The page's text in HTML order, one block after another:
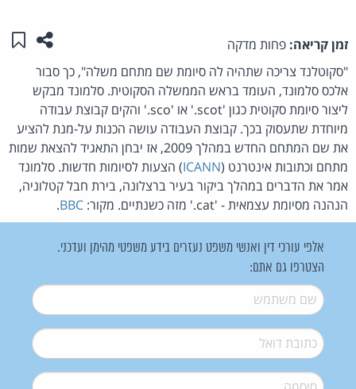
זמן קריאה: פחות מדקה שתפו
"סקוטלנד צריכה שתהיה לה סיומת שם מתחם משלה", כך סבור
אלכס סלמונד, העומד בראש הממשלה הסקוטית. סלמונד מבקש
ליצור סיומת סקוטית כגון 'scot.' או 'sco.' והקים קבוצת עבודה
מיוחדת שתעסוק בכך. קבוצת העבודה עושה הכנות על-מנת להציע
את שם המתחם החדש במהלך 2009, אז יבחן התאגיד להצאת שמות
מתחם וכתובות אינטרנט (ICANN) הצעות לסיומות חדשות. סלמונד
אמר את הדברים במהלך ביקור בעיר ברצלונה, בירת חבל קטלוניה,
הנהנה מסיומת עצמאית - 'cat.' מזה כשנתיים. מקור:
BBC
.
אלפי עורכי דין ואנשי משפט נעזרים בידע משפטי מהימן ועדכני.
הצטרפו גם אתם:
שם משתמש*
דואל*
סיסמה*